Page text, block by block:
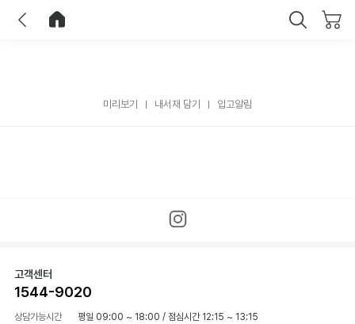
미리보기 내서재 담기 입고알림
고객센터
1544-9020
상담가능시간 평일 09:00 ~ 18:00 / 점심시간 12:15 ~ 13:15